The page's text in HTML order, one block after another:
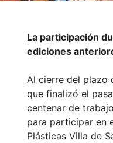
La participación
ediciones
Al cierre del plazo
que finalizó el
centenar de
para participar en
Plásticas Villa de